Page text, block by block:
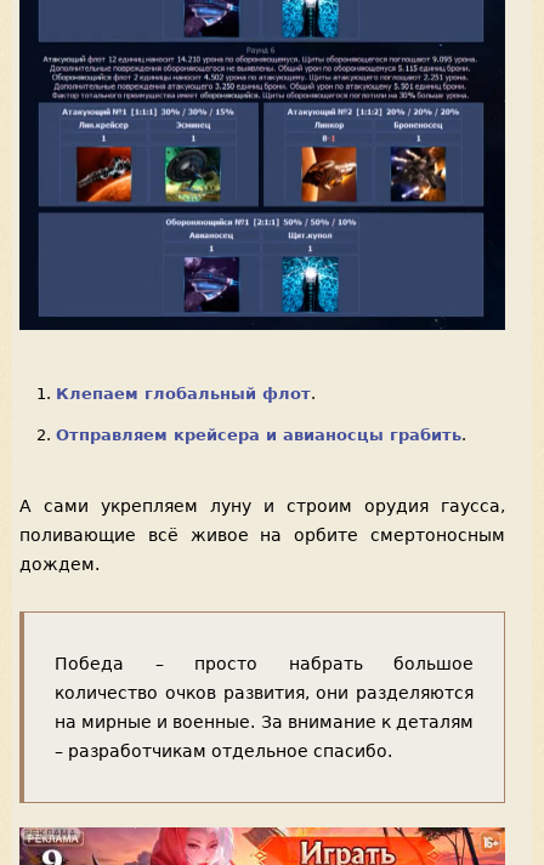
Клепаем глобальный флот.
Отправляем крейсера и авианосцы грабить.
А сами укрепляем луну и строим орудия гаусса,
поливающие всё живое на орбите смертоносным
дождем.
Победа – просто набрать большое
количество очков развития, они разделяются
на мирные и военные. За внимание к деталям
– разработчикам отдельное спасибо.